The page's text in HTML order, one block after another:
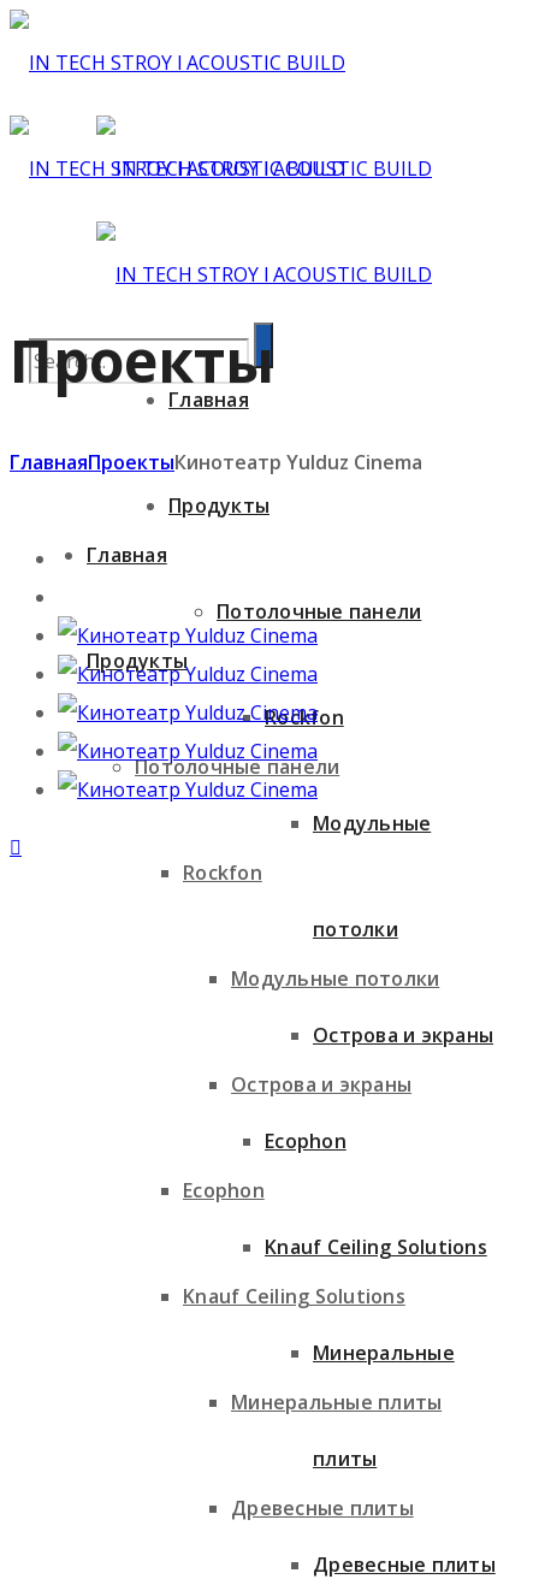
Главная
Продукты
Потолочные панели
Rockfon
Модульные потолки
Острова и экраны
Ecophon
Knauf Ceiling Solutions
Минеральные плиты
Древесные плиты
Главная
Продукты
Потолочные панели
Rockfon
Модульные
потолки
Острова и экраны
Ecophon
Knauf Ceiling Solutions
Минеральные
плиты
Древесные плиты
Проекты
ГлавнаяПроектыКинотеатр Yulduz Cinema